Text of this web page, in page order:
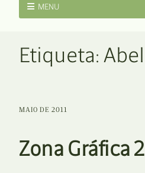
MENU
Etiqueta: Abel
MAIO DE 2011
Zona Gráfica 2